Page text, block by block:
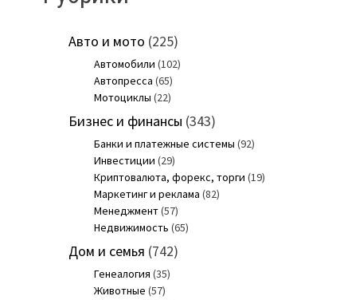
Авто и мото (225)
Автомобили (102)
Автопресса (65)
Мотоциклы (22)
Бизнес и финансы (343)
Банки и платежные системы (92)
Инвестиции (29)
Криптовалюта, форекс, торги (19)
Маркетинг и реклама (82)
Менеджмент(57)
Недвижимость (65)
Дом и семья (742)
Генеалогия (35)
Животные (57)